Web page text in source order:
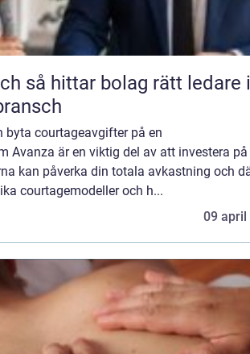
i en
courtageavgifter på en
Avanza är en viktig del av att investera på
kan påverka din totala avkastning och
courtagemodeller och h...
09 april